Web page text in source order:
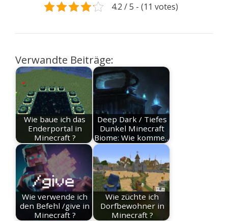
4.2 / 5 - (11 votes)
Verwandte Beiträge:
Wie baue ich das
Enderportal in
Minecraft ?
Deep Dark / Tiefes
Dunkel Minecraft
Biome: Wie komme…
Wie verwende ich
den Befehl /give in
Minecraft ?
Wie züchte ich
Dorfbewohner in
Minecraft ?